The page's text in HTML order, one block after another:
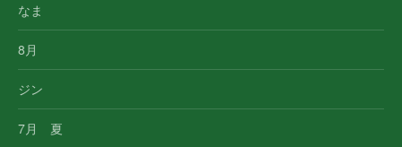
なま
8月
ジン
7月 夏